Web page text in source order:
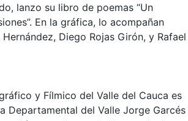
lanzo su libro de poemas “Un
En la gráfica, lo acompañan
Diego Rojas Girón, y Rafael
y Fílmico del Valle del Cauca es
Departamental del Valle Jorge Garcés